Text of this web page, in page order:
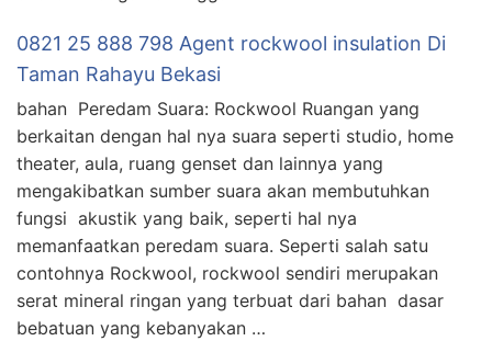
0821 25 888 798 Agent rockwool insulation Di
Taman Rahayu Bekasi
bahan Peredam Suara: Rockwool Ruangan yang
berkaitan dengan hal nya suara seperti studio, home
theater, aula, ruang genset dan lainnya yang
mengakibatkan sumber suara akan membutuhkan
fungsi akustik yang baik, seperti hal nya
memanfaatkan peredam suara. Seperti salah satu
contohnya Rockwool, rockwool sendiri merupakan
serat mineral ringan yang terbuat dari bahan dasar
bebatuan yang kebanyakan …